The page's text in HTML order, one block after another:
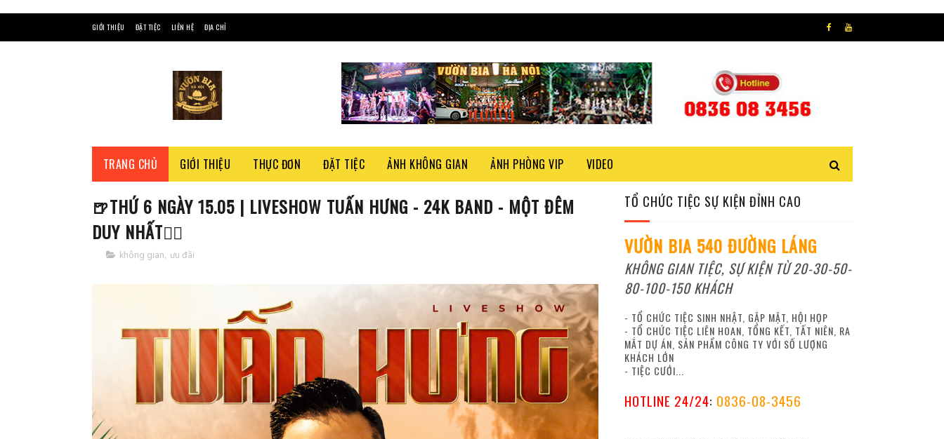
GIỚI THIỆU ĐẶT TIỆC LIÊN HỆ ĐỊA CHỈ
TRANG CHỦ GIỚI THIỆU THỰC ĐƠN ĐẶT TIỆC ẢNH KHÔNG GIAN ẢNH PHÒNG VIP VIDEO
🍺THỨ 6 NGÀY 15.05 | LIVESHOW TUẤN HƯNG - 24K BAND - MỘT ĐÊM
DUY NHẤT☝🏻
không gian, ưu đãi
TỔ CHỨC TIỆC SỰ KIỆN ĐỈNH CAO
VƯỜN BIA 540 ĐƯỜNG LÁNG
KHÔNG GIAN TIỆC, SỰ KIỆN TỪ 20-30-50-
80-100-150 KHÁCH
- TỔ CHỨC TIỆC SINH NHẬT, GẶP MẶT, HỘI HỌP
- TỔ CHỨC TIỆC LIÊN HOAN, TỔNG KẾT, TẤT NIÊN, RA
MẮT DỰ ÁN, SẢN PHẨM CÔNG TY VỚI SỐ LƯỢNG
KHÁCH LỚN
- TIỆC CƯỚI...
HOTLINE 24/24: 0836-08-3456